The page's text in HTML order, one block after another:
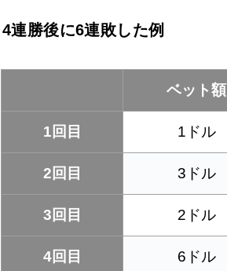
4連勝後に6連敗した例
ベット額
1回目 1ドル
2回目 3ドル
3回目 2ドル
4回目 6ドル